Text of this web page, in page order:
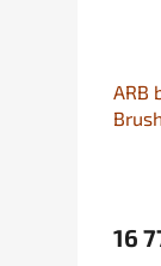
ARB
16